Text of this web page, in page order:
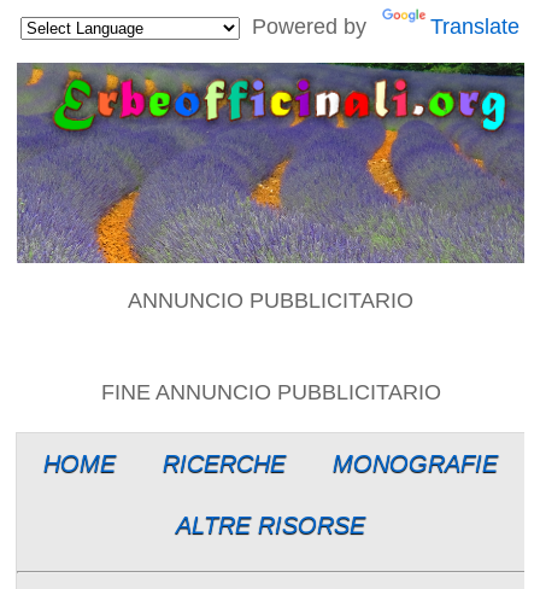
Powered by Translate
ANNUNCIO PUBBLICITARIO
FINE ANNUNCIO PUBBLICITARIO
HOME RICERCHE MONOGRAFIE
ALTRE RISORSE